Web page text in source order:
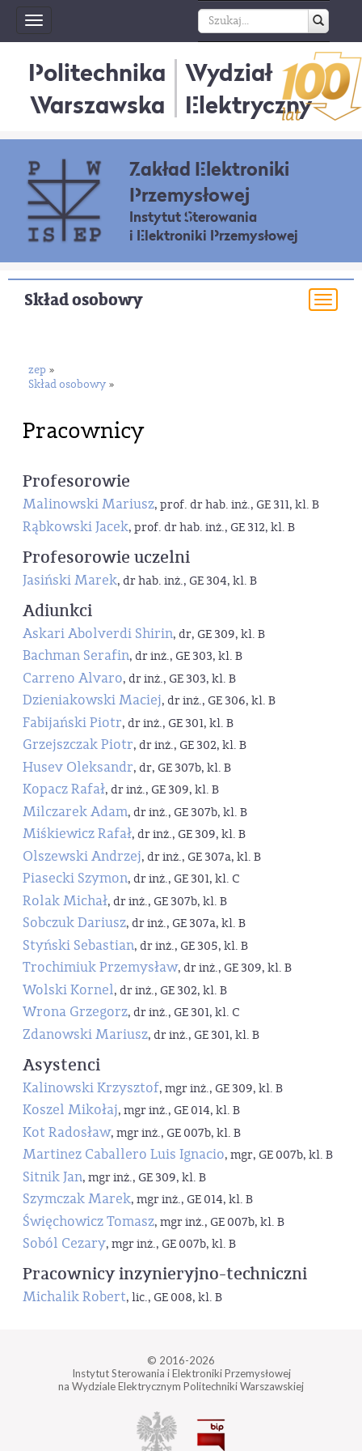
Toggle
navigation
Politechnika
Warszawska
Wydział
Elektryczny
Zakład Elektroniki
Przemysłowej
Instytut Sterowania
i Elektroniki Przemysłowej
Skład osobowy
zep »
Skład osobowy »
Pracownicy
Profesorowie
Malinowski Mariusz, prof. dr hab. inż., GE 311, kl. B
Rąbkowski Jacek, prof. dr hab. inż., GE 312, kl. B
Profesorowie uczelni
Jasiński Marek, dr hab. inż., GE 304, kl. B
Adiunkci
Askari Abolverdi Shirin, dr, GE 309, kl. B
Bachman Serafin, dr inż., GE 303, kl. B
Carreno Alvaro, dr inż., GE 303, kl. B
Dzieniakowski Maciej, dr inż., GE 306, kl. B
Fabijański Piotr, dr inż., GE 301, kl. B
Grzejszczak Piotr, dr inż., GE 302, kl. B
Husev Oleksandr, dr, GE 307b, kl. B
Kopacz Rafał, dr inż., GE 309, kl. B
Milczarek Adam, dr inż., GE 307b, kl. B
Miśkiewicz Rafał, dr inż., GE 309, kl. B
Olszewski Andrzej, dr inż., GE 307a, kl. B
Piasecki Szymon, dr inż., GE 301, kl. C
Rolak Michał, dr inż., GE 307b, kl. B
Sobczuk Dariusz, dr inż., GE 307a, kl. B
Styński Sebastian, dr inż., GE 305, kl. B
Trochimiuk Przemysław, dr inż., GE 309, kl. B
Wolski Kornel, dr inż., GE 302, kl. B
Wrona Grzegorz, dr inż., GE 301, kl. C
Zdanowski Mariusz, dr inż., GE 301, kl. B
Asystenci
Kalinowski Krzysztof, mgr inż., GE 309, kl. B
Koszel Mikołaj, mgr inż., GE 014, kl. B
Kot Radosław, mgr inż., GE 007b, kl. B
Martinez Caballero Luis Ignacio, mgr, GE 007b, kl. B
Sitnik Jan, mgr inż., GE 309, kl. B
Szymczak Marek, mgr inż., GE 014, kl. B
Święchowicz Tomasz, mgr inż., GE 007b, kl. B
Soból Cezary, mgr inż., GE 007b, kl. B
Pracownicy inzynieryjno-techniczni
Michalik Robert, lic., GE 008, kl. B
© 2016-2026
Instytut Sterowania i Elektroniki Przemysłowej
na Wydziale Elektrycznym Politechniki Warszawskiej